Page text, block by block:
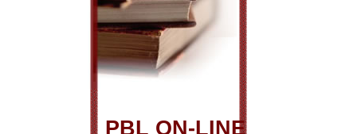
PBL ON-LINE